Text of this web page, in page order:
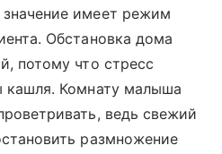
имеет режим
Обстановка дома
потому что стресс
кашля. Комнату малыша
ведь свежий
размножение